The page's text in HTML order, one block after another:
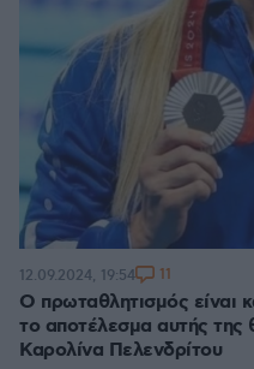
Ο πρωταθλητισμός είναι
το αποτέλεσμα αυτής της
Καρολίνα Πελενδρίτου
12.09.2024, 19:54 11